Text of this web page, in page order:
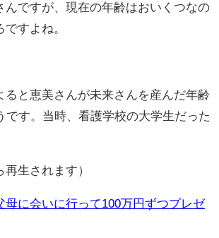
んですが、現在の年齢はおいくつなの
すよね。
ると恵美さんが未来さんを産んだ年齢
です。当時、看護学校の大学生だった
再生されます）
母に会いに行って100万円ずつプレゼ